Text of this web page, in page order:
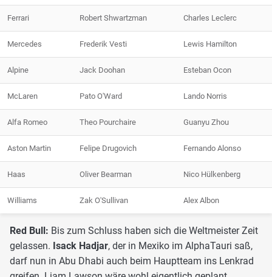
Ferrari Robert Shwartzman Charles Leclerc
Mercedes Frederik Vesti Lewis Hamilton
Alpine Jack Doohan Esteban Ocon
McLaren Pato O'Ward Lando Norris
Alfa Romeo Theo Pourchaire Guanyu Zhou
Aston Martin Felipe Drugovich Fernando Alonso
Haas Oliver Bearman Nico Hülkenberg
Williams Zak O'Sullivan Alex Albon
Red Bull: Bis zum Schluss haben sich die Weltmeister Zeit
gelassen. Isack Hadjar, der in Mexiko im AlphaTauri saß,
darf nun in Abu Dhabi auch beim Hauptteam ins Lenkrad